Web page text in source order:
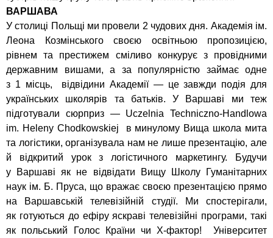
ВАРШАВА
У столиці Польщі ми провели 2 чудових дня. Академія ім.
Леона Козмінського своєю освітньою пропозицією,
рівнем та престижем сміливо конкурує з провідними
державним вишами, а за популярністю займає одне
з 1 місць, відвідини Академії — це завжди подія для
українських школярів та батьків. У Варшаві ми теж
підготували сюрприз — Uczelnia Techniczno-Handlowa
im. Heleny Chodkowskiej в минулому Вища школа мита
та логістики, організувала нам не лише презентацію, але
й відкритий урок з логістичного маркетингу. Будучи
у Варшаві як не відвідати Вищу Школу Гуманітарних
наук ім. Б. Пруса, що вражає своєю презентацією прямо
на Варшавській телевізійній студії. Ми спостерігали,
як готуються до ефіру яскраві телевізійні програми, такі
як польський Голос Країни чи Х-фактор! Університет